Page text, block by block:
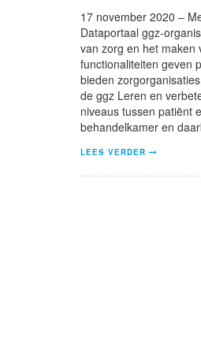
17 november 2020 –
Dataportaal ggz-
van zorg en het maken
functionaliteiten geven
bieden
de ggz Leren en
niveaus tussen patiënt
behandelkamer en
LEES VERDER